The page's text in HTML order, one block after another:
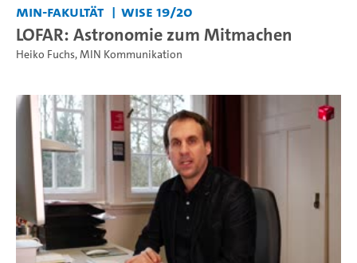
MIN-Fakultät WiSe 19/20
LOFAR: Astronomie zum Mitmachen
Heiko Fuchs,MIN Kommunikation